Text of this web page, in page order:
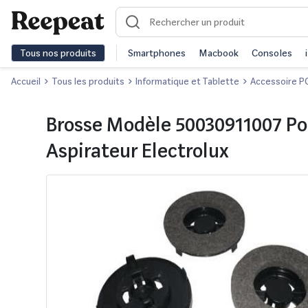
Tous nos produits Smartphones Macbook Consoles
Accueil Tous les produits Informatique et Tablette Accessoire
Brosse Modèle 50030911007
Aspirateur Electrolux